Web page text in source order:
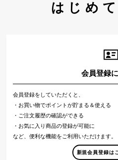
はじめ
会員登録
会員登録をしていただくと、
・お買い物でポイントが貯まる＆使える
・ご注文履歴の確認ができる
・お気に入り商品の登録が可能に
など、便利な機能をご利用いただけます。
新規会員登録は